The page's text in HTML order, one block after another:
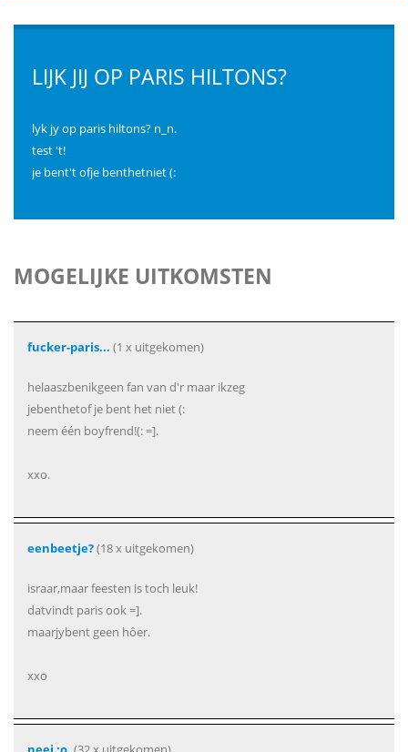
LIJK JIJ OP PARIS HILTONS?
lyk jy op paris hiltons? n_n.
test 't!
je bent't ofje benthetniet (:
MOGELIJKE UITKOMSTEN
fucker-paris... (1 x uitgekomen)
helaaszbenikgeen fan van d'r maar ikzeg
jebenthetof je bent het niet (:
neem één boyfrend!(: =].
xxo.
eenbeetje?(18 x uitgekomen)
israar,maar feesten is toch leuk!
datvindt paris ook =].
maarjybent geen hôer.
xxo